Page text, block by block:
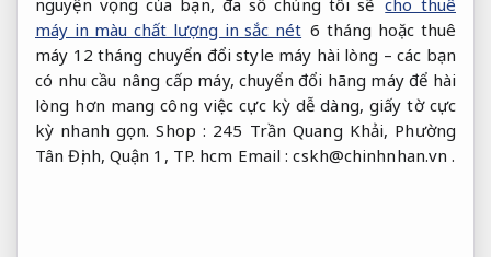
nguyện vọng của bạn, đa số chúng tôi sẽ cho thuê
máy in màu chất lượng in sắc nét 6 tháng hoặc thuê
máy 12 tháng chuyển đổi style máy hài lòng – các bạn
có nhu cầu nâng cấp máy, chuyển đổi hãng máy để hài
lòng hơn mang công việc cực kỳ dễ dàng, giấy tờ cực
kỳ nhanh gọn. Shop : 245 Trần Quang Khải, Phường
Tân Định, Quận 1, TP. hcm Email :cskh@chinhnhan.vn .